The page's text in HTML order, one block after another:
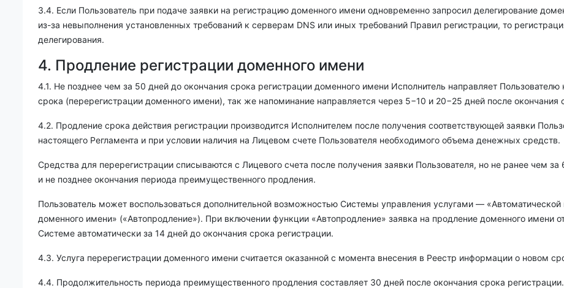
3.4. Если Пользователь при подаче заявки на регистрацию доменного имени одновременно запросил делегирование
из-за невыполнения установленных требований к серверам DNS или иных требований Правил регистрации, то
делегирования.
4. Продление регистрации доменного имени
4.1. Не позднее чем за 50 дней до окончания срока регистрации доменного имени Исполнитель направляет
срока (перерегистрации доменного имени), так же напоминание направляется через 5−10 и 20−25 дней после окончания
4.2. Продление срока действия регистрации производится Исполнителем после получения соответствующей заявки
настоящего Регламента и при условии наличия на Лицевом счете Пользователя необходимого объема денежных средств.
Средства для перерегистрации списываются с Лицевого счета после получения заявки Пользователя, но не ранее чем
и не позднее окончания периода преимущественного продления.
Пользователь может воспользоваться дополнительной возможностью Системы управления услугами —
доменного имени» («Автопродление»). При включении функции «Автопродление» заявка на продление доменного имени
Системе автоматически за 14 дней до окончания срока регистрации.
4.3. Услуга перерегистрации доменного имени считается оказанной с момента внесения в Реестр информации о новом
4.4. Продолжительность периода преимущественного продления составляет 30 дней после окончания срока